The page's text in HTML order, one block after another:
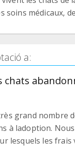
soins médicaux,
a:
chats
grand nombre
à ladoption.
lesquels les